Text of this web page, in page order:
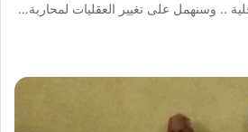
.. وسنهمل على تغيير العقليات لمحاربة…